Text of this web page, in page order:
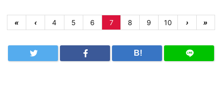
« ‹ 4 5 6 7 8 9 10 › »
B!